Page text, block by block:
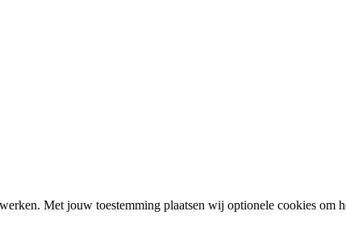
Met jouw toestemming plaatsen wij optionele cookies om